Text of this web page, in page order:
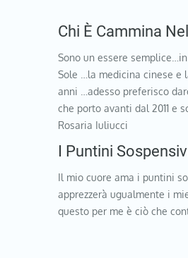
Chi È Cammina
Sono un essere
Sole …la medicina cinese e
anni …adesso preferisco
che porto avanti dal 2011 e
Rosaria Iuliucci
I Puntini
Il mio cuore ama i puntini
apprezzerà ugualmente i
questo per me è ciò che